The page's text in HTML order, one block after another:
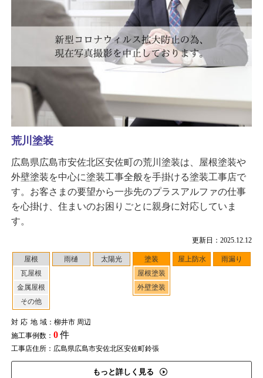
更新日：2025.12.12
屋根
瓦屋根
金属屋根
その他
雨樋 太陽光
塗装
屋根塗装
外壁塗装
屋上防水 雨漏り
対応地域：柳井市 周辺
施工事例数： 0件
工事店住所：広島県広島市安佐北区安佐町鈴張
もっと詳しく見る
荒川塗装
広島県広島市安佐北区安佐町の荒川塗装は、屋根塗装や
外壁塗装を中心に塗装工事全般を手掛ける塗装工事店で
す。お客さまの要望から一歩先のプラスアルファの仕事
を心掛け、住まいのお困りごとに親身に対応していま
す。